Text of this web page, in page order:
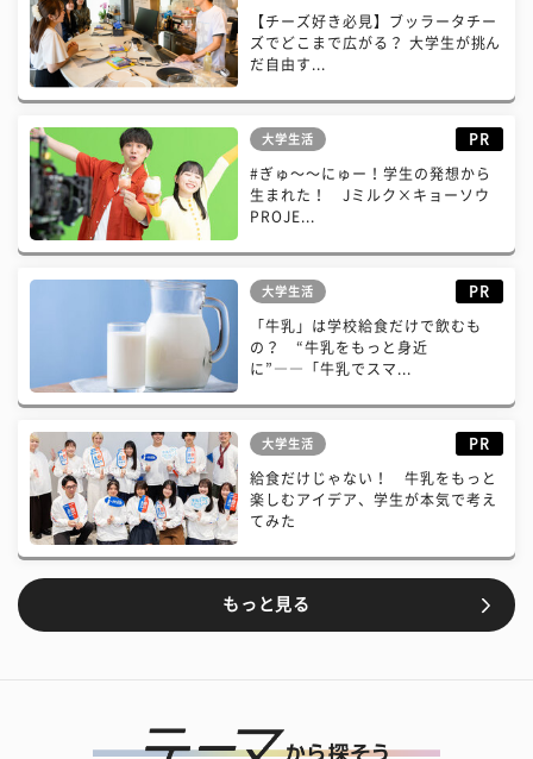
【チーズ好き必見】ブッラータチー
ズでどこまで広がる？ 大学生が挑ん
だ自由す...
大学生活 PR
#ぎゅ〜〜にゅー！学生の発想から
生まれた！ Jミルク×キョーソウ
PROJE...
大学生活 PR
「牛乳」は学校給食だけで飲むも
の？ “牛乳をもっと身近
に”――「牛乳でスマ...
大学生活 PR
給食だけじゃない！ 牛乳をもっと
楽しむアイデア、学生が本気で考え
てみた
もっと見る